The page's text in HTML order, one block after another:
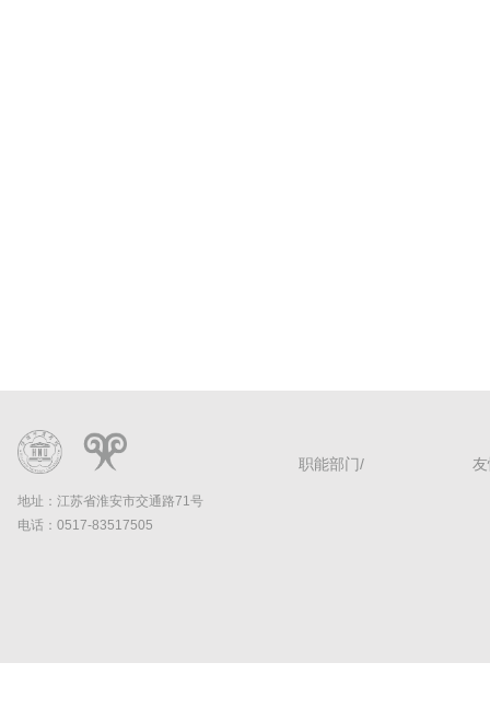
地址：江苏省淮安市交通路71号
电话：0517-83517505
职能部门/